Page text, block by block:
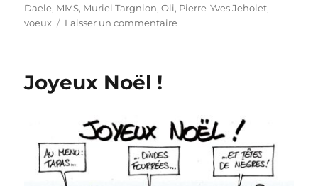
Daele, MMS, Muriel Targnion,Oli, Pierre-Yves Jeholet,
voeux
Laisser un commentairesur
Joyeux Noël !